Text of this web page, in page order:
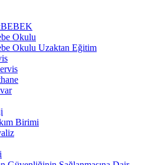
Okulu
Okulu Uzaktan Eğitim
Birimi